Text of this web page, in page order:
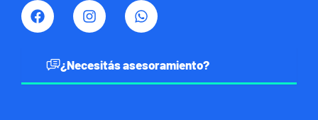
F
a
c
I
n
s
a
W
h
a
s
¿Necesitás asesoramiento?